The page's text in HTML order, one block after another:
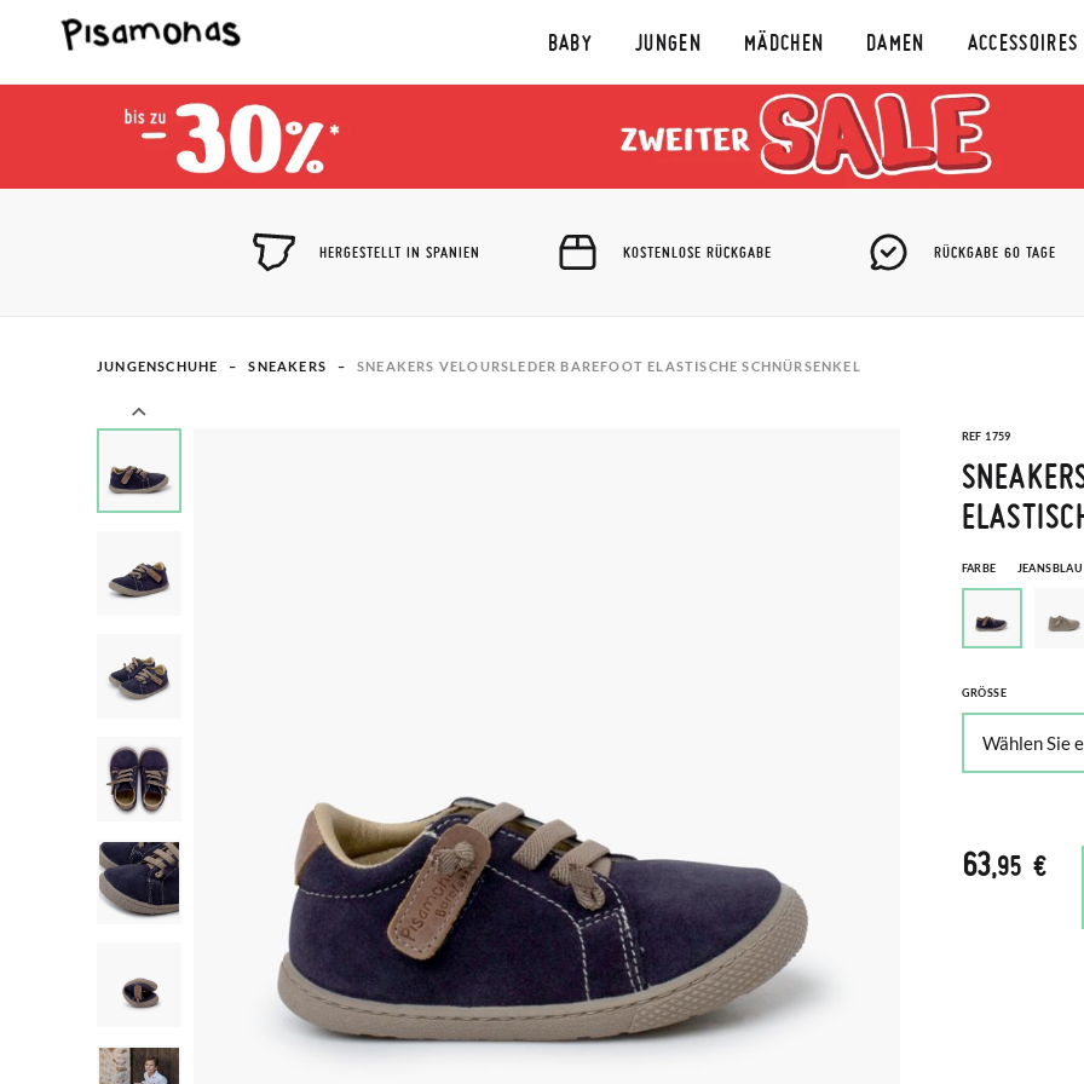
BABY JUNGEN MÄDCHEN DAMEN ACCESSOIRES
HERGESTELLT IN SPANIEN KOSTENLOSE RÜCKGABE RÜCKGABE 60 TAGE
JUNGENSCHUHE SNEAKERS SNEAKERS VELOURSLEDER BAREFOOT ELASTISCHE SCHNÜRSENKEL
REF 1759
FARBE JEANSBLAU
GRÖSSE
63,95 €